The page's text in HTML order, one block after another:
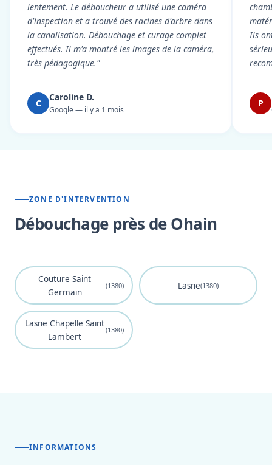
lentement. Le déboucheur a utilisé une caméra
d'inspection et a trouvé des racines d'arbre dans
la canalisation. Débouchage et curage complet
effectués. Il m'a montré les images de la caméra,
très pédagogique."
C
Caroline D.
Google — il y a 1 mois
Ils
P
ZONE D'INTERVENTION
Débouchage près de Ohain
Couture Saint
Germain
(1380) Lasne(1380)
Lasne Chapelle Saint
Lambert
(1380)
INFORMATIONS